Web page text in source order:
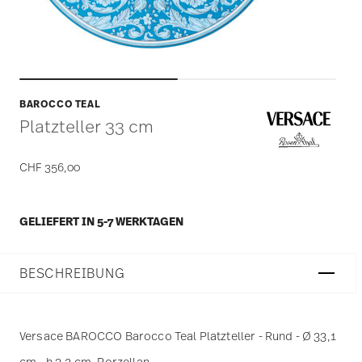
BAROCCO TEAL
Platzteller 33 cm
CHF 356,00
GELIEFERT IN 5-7 WERKTAGEN
BESCHREIBUNG
Versace BAROCCO Barocco Teal Platzteller - Rund - Ø 33,1